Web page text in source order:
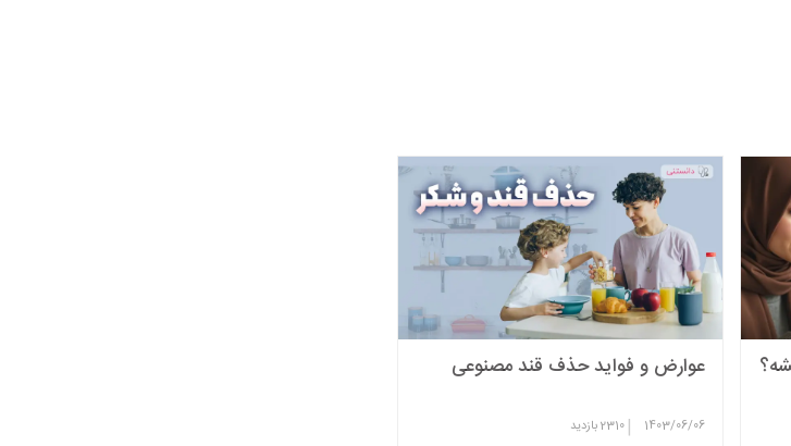
عوارض و فواید حذف قند مصنوعی
1403/06/06
|
2310بازدید